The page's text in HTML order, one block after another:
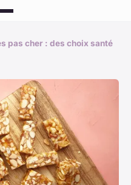
pas cher : des choix santé